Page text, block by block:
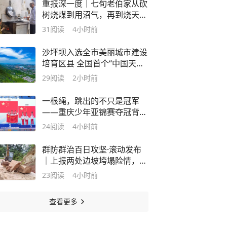
重报深一度｜七旬老伯家从砍
树烧煤到用沼气，再到烧天然
气、用电——四次炉火变迁，
31 阅读 4小时前
沙坪坝入选全市美丽城市建设
培育区县 全国首个“中国天然
氧吧”中心城区这样“点绿成金”
29阅读 2小时前
一根绳，跳出的不只是冠军
——重庆少年亚锦赛夺冠背后
的故事
24阅读 4小时前
群防群治百日攻坚·滚动发布
｜上报两处边坡垮塌险情，梁
平一村民获1000元奖励
23阅读 4小时前
查看更多